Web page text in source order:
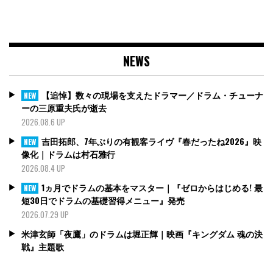
NEWS
NEW
【追悼】数々の現場を支えたドラマー／ドラム・チューナ
ーの三原重夫氏が逝去
2026.08.6 UP
NEW 吉田拓郎、7年ぶりの有観客ライヴ『春だったね2026』映
像化｜ドラムは村石雅行
2026.08.4 UP
NEW 1ヵ月でドラムの基本をマスター｜『ゼロからはじめる! 最
短30日でドラムの基礎習得メニュー』発売
2026.07.29 UP
米津玄師「夜鷹」のドラムは堀正輝｜映画『キングダム 魂の決
戦』主題歌